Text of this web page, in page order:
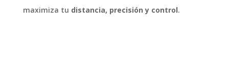
maximiza tu distancia, precisión y control.